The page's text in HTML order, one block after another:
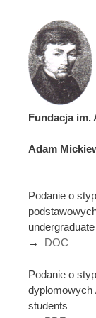
Fundacja im.
Adam
Podanie o
→ DOC
Podanie o
dyplomowych
students